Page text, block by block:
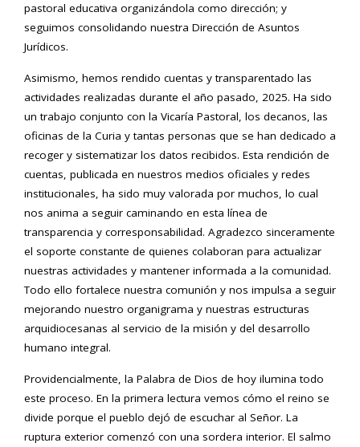
pastoral educativa organizándola como dirección; y
seguimos consolidando nuestra Dirección de Asuntos
Jurídicos.
Asimismo, hemos rendido cuentas y transparentado las
actividades realizadas durante el año pasado, 2025. Ha sido
un trabajo conjunto con la Vicaría Pastoral, los decanos, las
oficinas de la Curia y tantas personas que se han dedicado a
recoger y sistematizar los datos recibidos. Esta rendición de
cuentas, publicada en nuestros medios oficiales y redes
institucionales, ha sido muy valorada por muchos, lo cual
nos anima a seguir caminando en esta línea de
transparencia y corresponsabilidad. Agradezco sinceramente
el soporte constante de quienes colaboran para actualizar
nuestras actividades y mantener informada a la comunidad.
Todo ello fortalece nuestra comunión y nos impulsa a seguir
mejorando nuestro organigrama y nuestras estructuras
arquidiocesanas al servicio de la misión y del desarrollo
humano integral.
Providencialmente, la Palabra de Dios de hoy ilumina todo
este proceso. En la primera lectura vemos cómo el reino se
divide porque el pueblo dejó de escuchar al Señor. La
ruptura exterior comenzó con una sordera interior. El salmo